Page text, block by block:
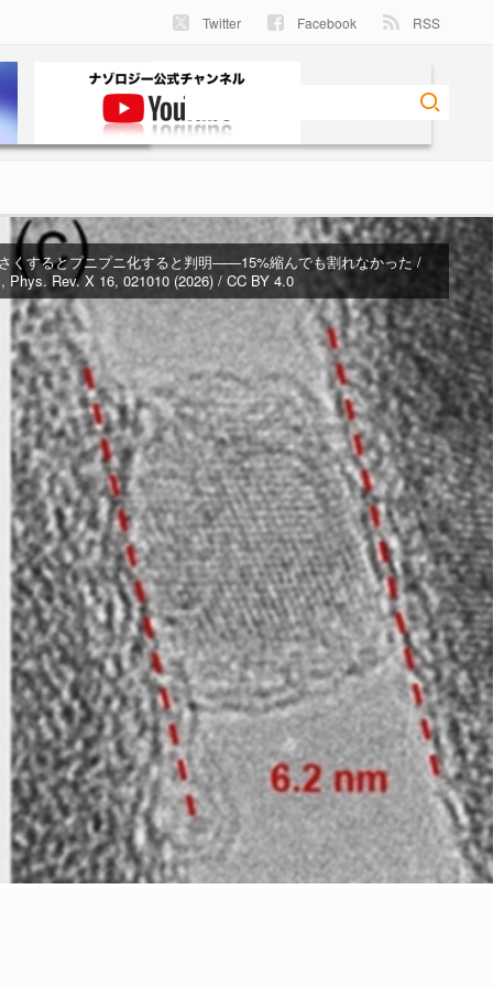
Twitter Facebook RSS
くするとプニプニ化すると判明――15%縮んでも割れなかった /
Phys. Rev. X 16, 021010 (2026) / CC BY 4.0